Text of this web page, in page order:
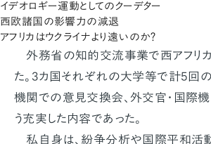
イデオロギー運動としてのクーデター
西欧諸国の影響力の減退
アフリカはウクライナより遠いのか？
外務省の知的交流事業で西アフリカ
た。3カ国それぞれの大学等で計5回の
機関での意見交換会、外交官・国際
う充実した内容であった。
私自身は、紛争分析や国際平和活